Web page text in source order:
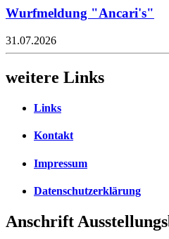
Wurfmeldung "Ancari's"
31.07.2026
weitere Links
Links
Kontakt
Impressum
Datenschutzerklärung
Anschrift